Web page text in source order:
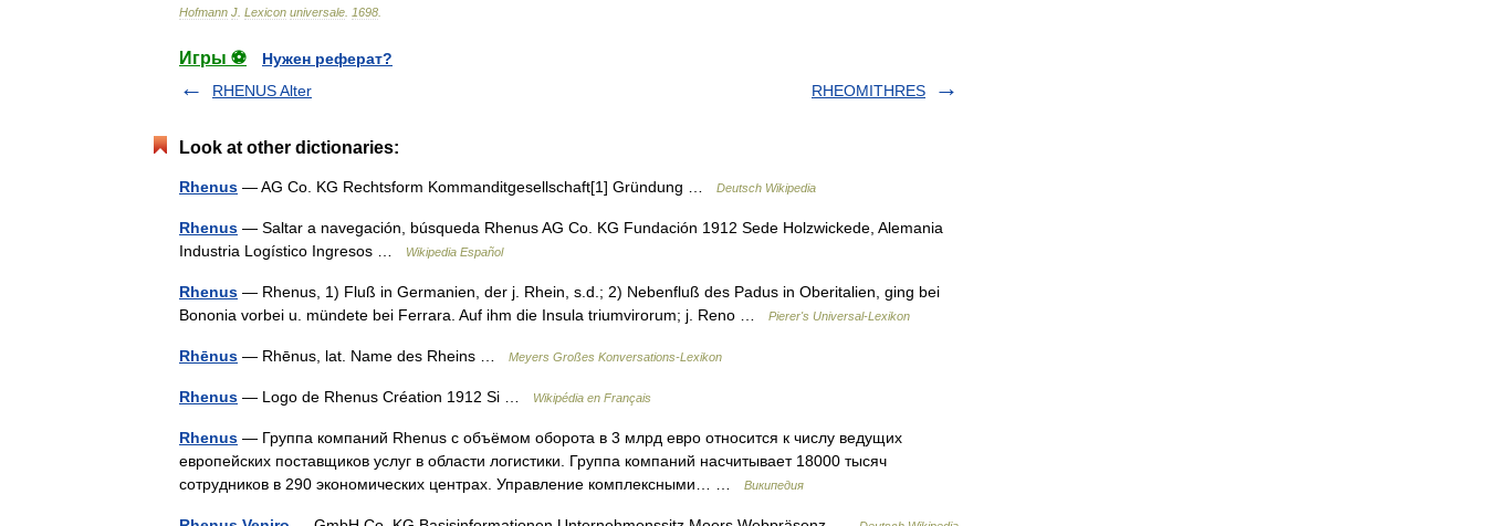
Hofmann J Lexicon universale 1698
Игры ⚽
Нужен реферат?
RHENUS Alter
RHEOMITHRES
Look at other dictionaries:
Rhenus — AG Co. KG Rechtsform Kommanditgesellschaft[1] Gründung … Deutsch Wikipedia
Rhenus — Saltar a navegación, búsqueda Rhenus AG Co. KG Fundación 1912 Sede Holzwickede, Alemania
Industria Logístico Ingresos …
Wikipedia Español
Rhenus — Rhenus, 1) Fluß in Germanien, der j. Rhein, s.d.; 2) Nebenfluß des Padus in Oberitalien, ging bei
Bononia vorbei u. mündete bei Ferrara. Auf ihm die Insula triumvirorum; j. Reno …
Pierer's Universal-Lexikon
Rhēnus — Rhēnus, lat. Name des Rheins … Meyers Großes Konversations-Lexikon
Rhenus — Logo de Rhenus Création 1912 Si … Wikipédia en Français
Rhenus — Группа компаний Rhenus с объёмом оборота в 3 млрд евро относится к числу ведущих
европейских поставщиков услуг в области логистики. Группа компаний насчитывает 18000 тысяч
сотрудников в 290 экономических центрах. Управление комплексными… …
Википедия